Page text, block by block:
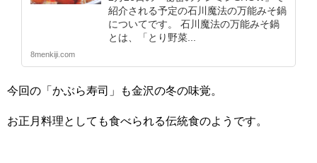
紹介される予定の石川魔法の万能みそ鍋
についてです。 石川魔法の万能みそ鍋
とは、「とり野菜...
8menkiji.com
今回の「かぶら寿司」も金沢の冬の味覚。
お正月料理としても食べられる伝統食のようです。